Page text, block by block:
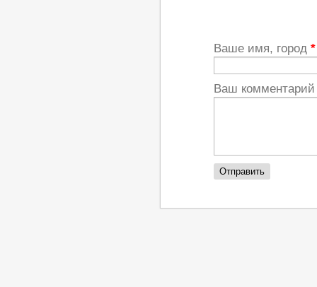
Ваше имя, город *
Ваш